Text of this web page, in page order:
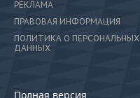
РЕКЛАМА
ПРАВОВАЯ ИНФОРМАЦИЯ
ПОЛИТИКА О ПЕРСОНАЛЬНЫХ
ДАННЫХ
Полная версия